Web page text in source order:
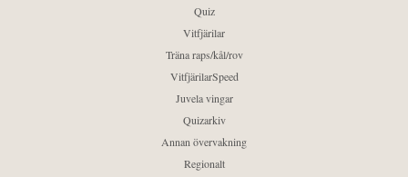
Quiz
Vitfjärilar
Träna raps/kål/rov
VitfjärilarSpeed
Juvela vingar
Quizarkiv
Annan övervakning
Regionalt